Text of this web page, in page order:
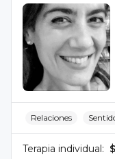
Relaciones
Terapia individual: